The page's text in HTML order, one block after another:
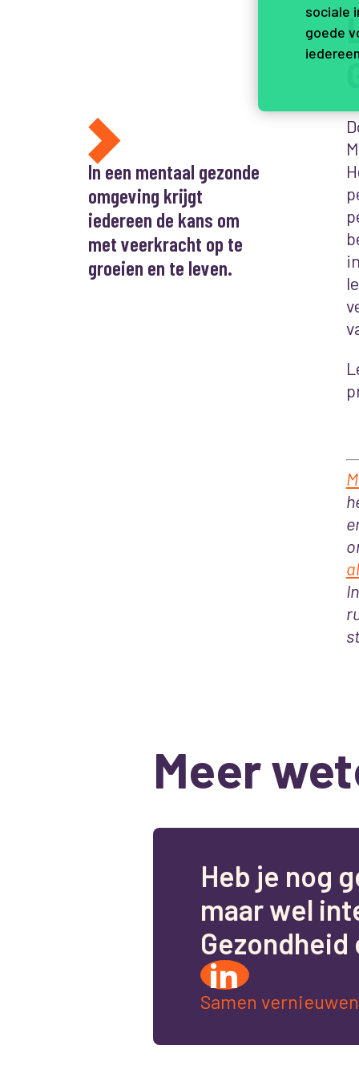
In een mentaal gezonde
omgeving krijgt
iedereen de kans om
met veerkracht op te
groeien en te leven.
Meer
Heb je nog g
maarwel int
Gezondheid
Samen
sociale
goede